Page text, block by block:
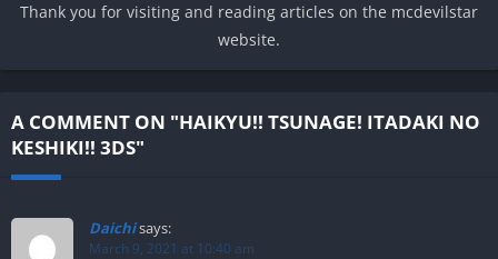
Thank you for visiting and reading articles on the mcdevilstar
website.
A COMMENT ON "HAIKYU!! TSUNAGE! ITADAKI NO
KESHIKI!! 3DS"
Daichisays:
March 9, 2021 at 10:40 am